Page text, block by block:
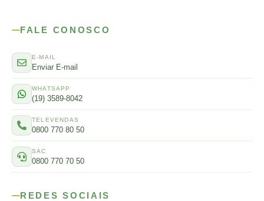
FALE CONOSCO
E-MAIL
Enviar E-mail
WHATSAPP
(19) 3589-8042
TELEVENDAS
0800 770 80 50
SAC
0800 770 70 50
REDES SOCIAIS